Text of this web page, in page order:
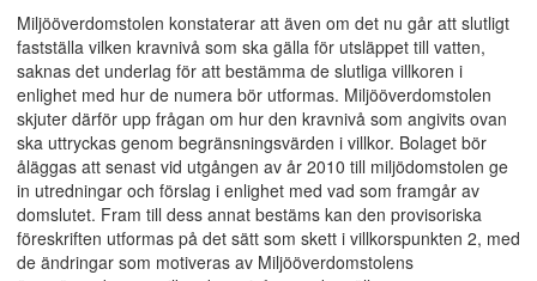
Miljööverdomstolen konstaterar att även om det nu går att slutligt
fastställa vilken kravnivå som ska gälla för utsläppet till vatten,
saknas det underlag för att bestämma de slutliga villkoren i
enlighet med hur de numera bör utformas. Miljööverdomstolen
skjuter därför upp frågan om hur den kravnivå som angivits ovan
ska uttryckas genom begränsningsvärden i villkor. Bolaget bör
åläggas att senast vid utgången av år 2010 till miljödomstolen ge
in utredningar och förslag i enlighet med vad som framgår av
domslutet. Fram till dess annat bestäms kan den provisoriska
föreskriften utformas på det sätt som skett i villkorspunkten 2, med
de ändringar som motiveras av Miljööverdomstolens